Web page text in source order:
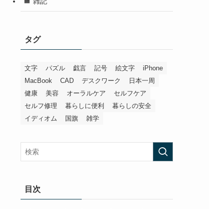
タグ
文字 パズル 戯言 記号 絵文字
iPhone
MacBook
CAD デスクワーク
日本一周
健康
美容 オーラルケア
セルフケア
セルフ修理
暮らしに便利
暮らしの安全
イディオム
国旗 雑学
目次